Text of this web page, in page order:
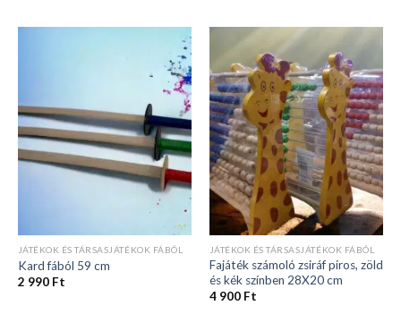
JÁTÉKOK ÉS TÁRSASJÁTÉKOK FÁBÓL
Kard fából 59 cm
2 990 Ft
JÁTÉKOK ÉS TÁRSASJÁTÉKOK FÁBÓL
Fajáték számoló zsiráf piros, zöld
és kék színben 28X20 cm
4 900 Ft